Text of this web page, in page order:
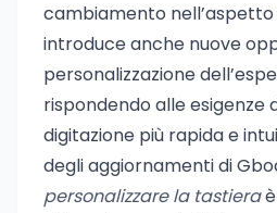
cambiamento
introduce anche nuove
personalizzazione
rispondendo alle esigenze
digitazione più rapida e
degli aggiornamenti di
personalizzare la tastieraè